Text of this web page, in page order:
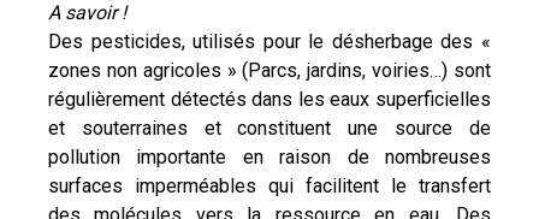
A savoir !
Des pesticides, utilisés pour le désherbage des «
zones non agricoles » (Parcs, jardins, voiries…) sont
régulièrement détectés dans les eaux superficielles
et souterraines et constituent une source de
pollution importante en raison de nombreuses
surfaces imperméables qui facilitent le transfert